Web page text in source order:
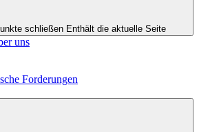
schließen Enthält die aktuelle Seite
uns
Forderungen